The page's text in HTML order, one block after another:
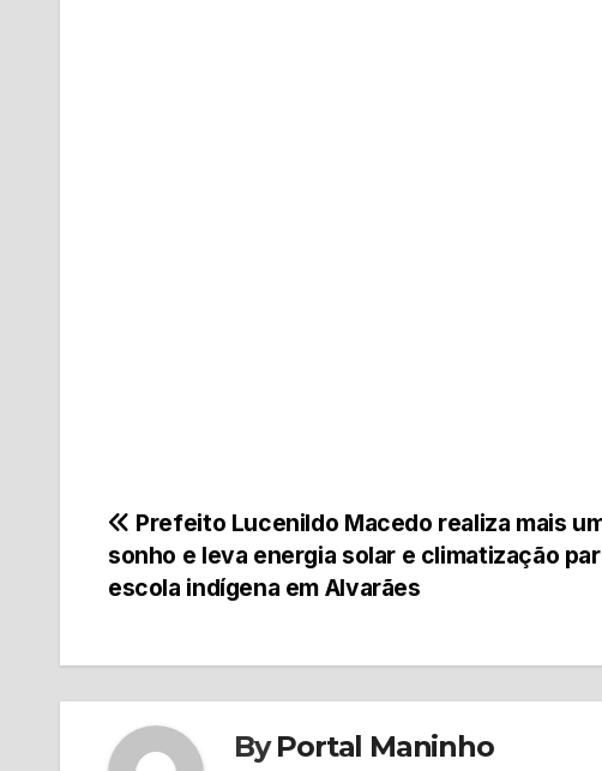
Navegação
de
Prefeito Lucenildo Macedo realiza mais
sonho e leva energia solar e climatização
escola indígena em Alvarães
ByPortal Maninho